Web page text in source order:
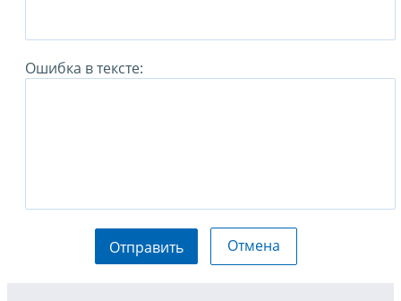
Ошибка в тексте:
Отправить Отмена